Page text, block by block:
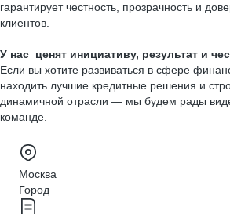
гарантирует честность, прозрачность и
клиентов.
У нас ценят инициативу, результат и
Если вы хотите развиваться в сфере
находить лучшие кредитные решения и
динамичной отрасли — мы будем рады
команде.
Москва
Город